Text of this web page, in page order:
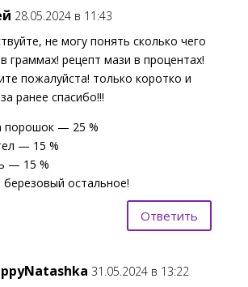
28.05.2024 в 11:43
не могу понять сколько чего
граммах! рецепт мази в процентах!
пожалуйста! только коротко и
ранее спасибо!!!
порошок — 25 %
— 15 %
— 15 %
березовый остальное!
Ответить
31.05.2024 в 13:22